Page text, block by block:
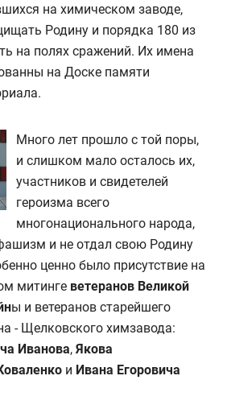
на химическом заводе,
Родину и порядка 180 из
на полях сражений. Их имена
на Доске памяти
Много лет прошло с той поры,
и слишком мало осталось их,
участников и свидетелей
героизма всего
многонационального народа,
и не отдал свою Родину
ценно было присутствие на
митинге ветеранов Великой
ы и ветеранов старейшего
- Щелковского химзавода:
Иванова, Якова
и Ивана Егоровича